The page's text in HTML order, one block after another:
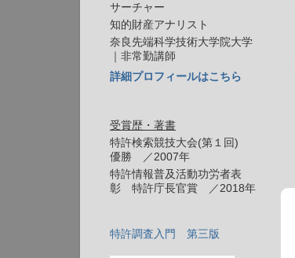
サーチャー
知的財産アナリスト
奈良先端科学技術大学院大学
｜非常勤講師
詳細プロフィールはこちら
受賞歴・著書
特許検索競技大会(第１回)
優勝 ／2007年
特許情報普及活動功労者表
彰 特許庁長官賞 ／2018年
特許調査入門 第三版